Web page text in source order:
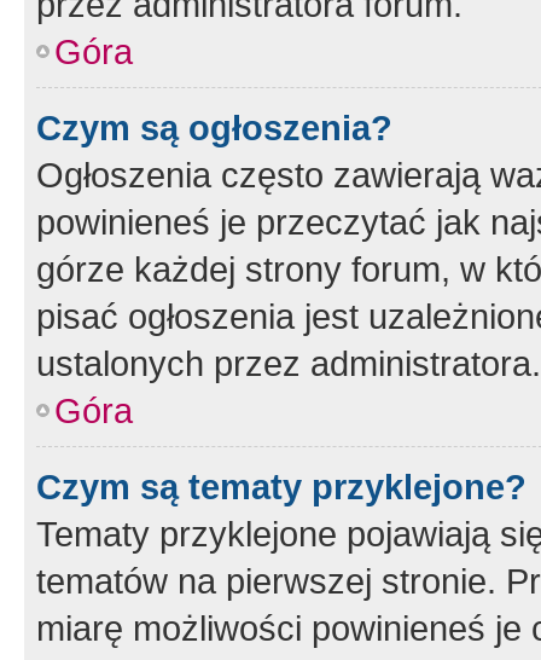
Góra
Czym są ogłoszenia?
Ogłoszenia często zawierają
powinieneś je przeczytać jak
górze każdej strony forum, w
pisać ogłoszenia jest
ustalonych przez administratora.
Góra
Czym są tematy przyklejone?
Tematy przyklejone pojawiają
tematów na pierwszej stronie.
miarę możliwości powinieneś je